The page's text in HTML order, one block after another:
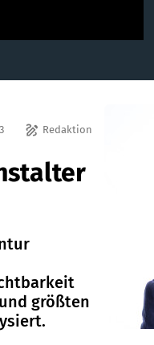
draw Redaktion
größten